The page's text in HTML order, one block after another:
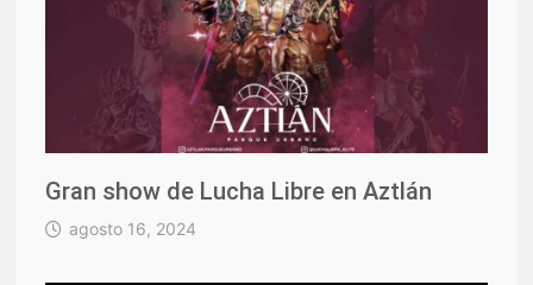
Gran show de Lucha Libre en Aztlán
agosto 16, 2024